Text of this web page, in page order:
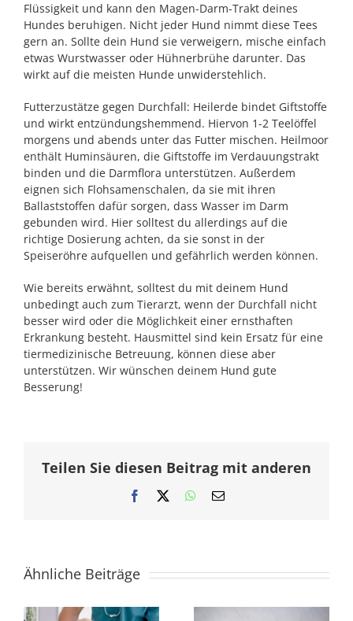
Flüssigkeit und kann den Magen-Darm-Trakt deines
Hundes beruhigen. Nicht jeder Hund nimmt diese Tees
gern an. Sollte dein Hund sie verweigern, mische einfach
etwas Wurstwasser oder Hühnerbrühe darunter. Das
wirkt auf die meisten Hunde unwiderstehlich.
Futterzustätze gegen Durchfall: Heilerde bindet Giftstoffe
und wirkt entzündungshemmend. Hiervon 1-2 Teelöffel
morgens und abends unter das Futter mischen. Heilmoor
enthält Huminsäuren, die Giftstoffe im Verdauungstrakt
binden und die Darmflora unterstützen. Außerdem
eignen sich Flohsamenschalen, da sie mit ihren
Ballaststoffen dafür sorgen, dass Wasser im Darm
gebunden wird. Hier solltest du allerdings auf die
richtige Dosierung achten, da sie sonst in der
Speiseröhre aufquellen und gefährlich werden können.
Wie bereits erwähnt, solltest du mit deinem Hund
unbedingt auch zum Tierarzt, wenn der Durchfall nicht
besser wird oder die Möglichkeit einer ernsthaften
Erkrankung besteht. Hausmittel sind kein Ersatz für eine
tiermedizinische Betreuung, können diese aber
unterstützen. Wir wünschen deinem Hund gute
Besserung!
Teilen Sie diesen Beitrag mit anderen
Facebook WhatsApp
E-
Ähnliche Beiträge